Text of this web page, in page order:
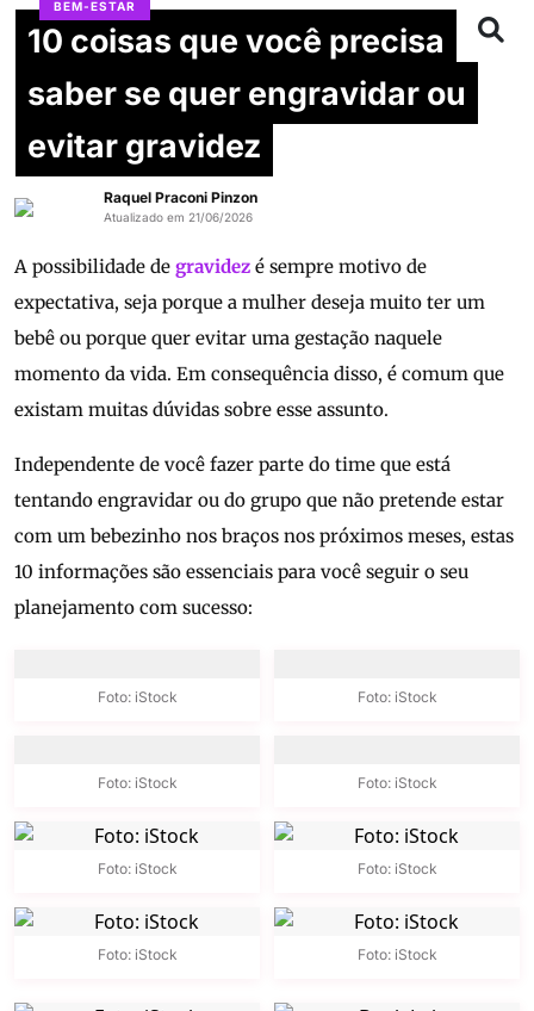
BEM-ESTAR
10 coisas que você precisa
saber se quer engravidar ou
evitar gravidez
Raquel Praconi Pinzon
Atualizado em 21/06/2026
A possibilidade de gravidez é sempre motivo de
expectativa, seja porque a mulher deseja muito ter um
bebê ou porque quer evitar uma gestação naquele
momento da vida. Em consequência disso, é comum que
existam muitas dúvidas sobre esse assunto.
Independente de você fazer parte do time que está
tentando engravidar ou do grupo que não pretende estar
com um bebezinho nos braços nos próximos meses, estas
10 informações são essenciais para você seguir o seu
planejamento com sucesso:
Foto: iStock Foto: iStock
Foto: iStock Foto: iStock
Foto: iStock Foto: iStock
Foto: iStock Foto: iStock